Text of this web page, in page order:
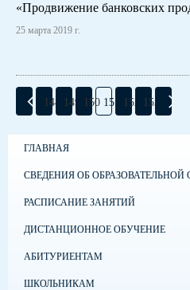
«Продвижение банковских
25 марта 2019 г.
148 149 150 151 152 153
ГЛАВНАЯ
СВЕДЕНИЯ ОБ
РАСПИСАНИЕ ЗАНЯТИЙ
ДИСТАНЦИОННОЕ ОБУЧЕНИЕ
АБИТУРИЕНТАМ
ШКОЛЬНИКАМ